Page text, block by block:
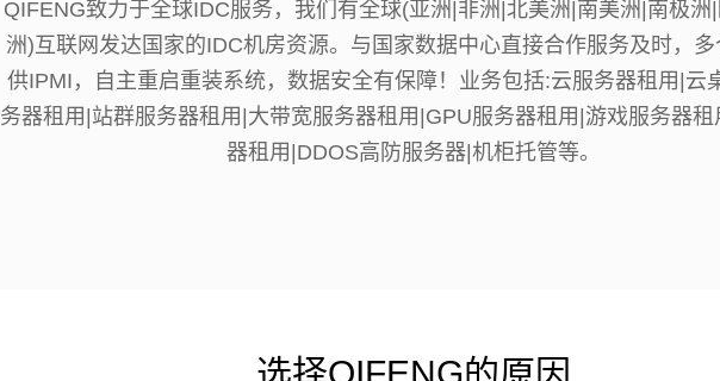
QIFENG致力于全球IDC服务，我们有全球(亚洲|非洲|北美洲|南美洲|南极洲
洲)互联网发达国家的IDC机房资源。与国家数据中心直接合作服务及时，
供IPMI，自主重启重装系统，数据安全有保障！业务包括:云服务器租用|云
务器租用|站群服务器租用|大带宽服务器租用|GPU服务器租用|游戏服务器租
器租用|DDOS高防服务器|机柜托管等。